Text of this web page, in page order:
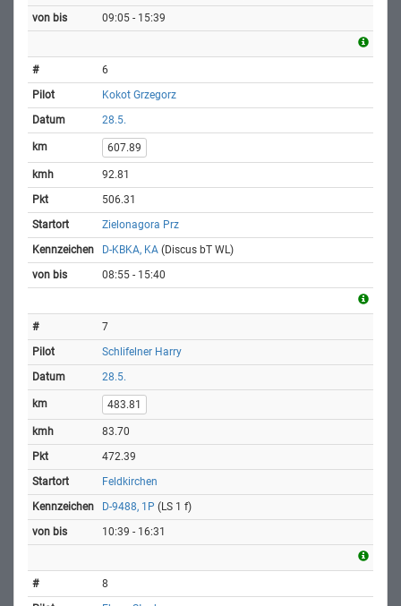
09:05 - 15:39
6
Kokot Grzegorz
28.5.
607.89
92.81
506.31
Zielonagora Prz
D-KBKA, KA (Discus bT WL)
08:55 - 15:40
7
Schlifelner Harry
28.5.
483.81
83.70
472.39
Feldkirchen
D-9488, 1P (LS 1 f)
10:39 - 16:31
8